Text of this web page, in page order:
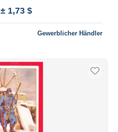
± 1,73 $
Gewerblicher Händler